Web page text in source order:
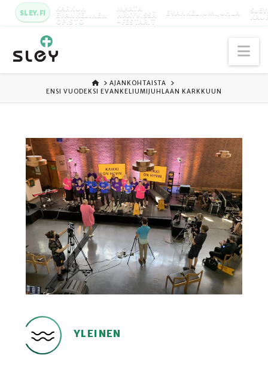
SLEY.FI KARKUN
EVANKELINEN
OPISTO
MAATA
NÄKYVISSÄ
-FESTARIT
EVANKELIUMIJUHLA
ETUSIVU
AJANKOHTAISTA
ENSI VUODEKSI EVANKELIUMIJUHLAAN KARKKUUN
YLEINEN